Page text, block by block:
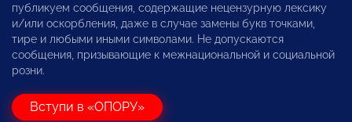
публикуем сообщения, содержащие нецензурную лексику
и/или оскорбления, даже в случае замены букв точками,
тире и любыми иными символами. Не допускаются
сообщения, призывающие к межнациональной и социальной
розни.
Вступи в «ОПОРУ»